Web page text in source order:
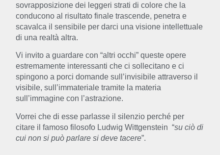
sovrapposizione dei leggeri strati di colore che la
conducono al risultato finale trascende, penetra e
scavalca il sensibile per darci una visione intellettuale
di una realtà altra.
Vi invito a guardare con “altri occhi” queste opere
estremamente interessanti che ci sollecitano e ci
spingono a porci domande sull’invisibile attraverso il
visibile, sull’immateriale tramite la materia
sull’immagine con l’astrazione.
Vorrei che di esse parlasse il silenzio perché per
citare il famoso filosofo Ludwig Wittgenstein “su ciò di
cui non si può parlare si deve tacere”.